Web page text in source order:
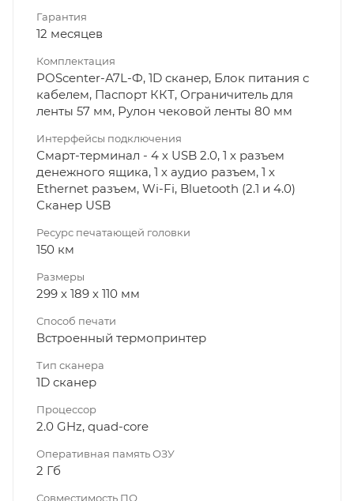
Гарантия
12 месяцев
Комплектация
POSсenter-А7L-Ф, 1D сканер, Блок питания с
кабелем, Паспорт ККТ, Ограничитель для
ленты 57 мм, Рулон чековой ленты 80 мм
Интерфейсы подключения
Смарт-терминал - 4 х USB 2.0, 1 х разъем
денежного ящика, 1 х аудио разъем, 1 х
Ethernet разъем, Wi-Fi, Bluetooth (2.1 и 4.0)
Сканер USB
Ресурс печатающей головки
150 км
Размеры
299 х 189 х 110 мм
Способ печати
Встроенный термопринтер
Тип сканера
1D сканер
Процессор
2.0 GHz, quad-core
Оперативная память ОЗУ
2 Гб
Совместимость ПО